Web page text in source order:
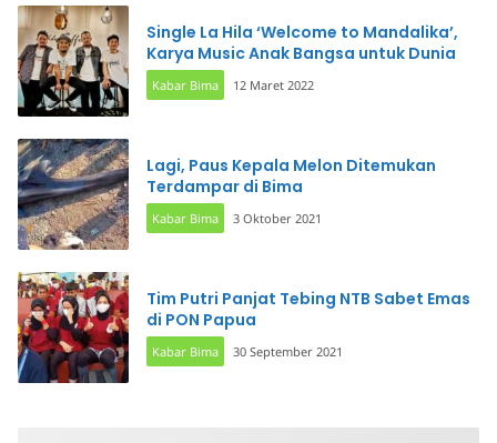
Single La Hila ‘Welcome to Mandalika’,
Karya Music Anak Bangsa untuk Dunia
Kabar Bima 12 Maret 2022
Lagi, Paus Kepala Melon Ditemukan
Terdampar di Bima
Kabar Bima 3 Oktober 2021
Tim Putri Panjat Tebing NTB Sabet Emas
di PON Papua
Kabar Bima 30 September 2021